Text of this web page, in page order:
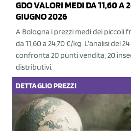
GDO VALORI MEDI DA 11,60 A
GIUGNO 2026
A Bologna i prezzi medi dei piccoli
da 11,60 a 24,70 €/kg. L’analisi del
confronta 20 punti vendita, 20
distributivi.
DETTAGLIOPREZZI